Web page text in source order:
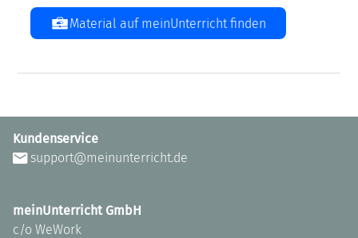
Material auf meinUnterricht finden
Kundenservice
support@meinunterricht.de
meinUnterricht GmbH
c/o WeWork